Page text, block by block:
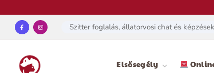
Szitter foglalás, állatorvosi chat és képzések
Elsősegély